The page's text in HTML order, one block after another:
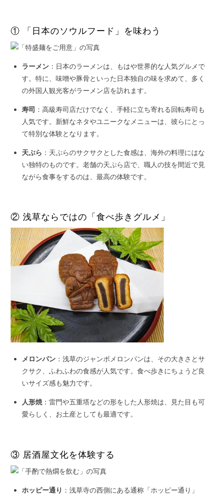
① 「日本のソウルフード」を味わう
ラーメン：日本のラーメンは、もはや世界的な人気グルメで
す。特に、味噌や豚骨といった日本独自の味を求めて、多く
の外国人観光客がラーメン店を訪れます。
寿司 ：高級寿司店だけでなく、手軽に立ち寄れる回転寿司も
人気です。新鮮なネタやユニークなメニューは、彼らにとっ
て特別な体験となります。
天ぷら ：天ぷらのサクサクとした食感は、海外の料理にはな
い独特のものです。老舗の天ぷら店で、職人の技を間近で見
ながら食事をするのは、最高の体験です。
② 浅草ならではの「食べ歩きグルメ」
メロンパン：浅草のジャンボメロンパンは、その大きさとサ
クサク、ふわふわの食感が人気です。食べ歩きにちょうど良
いサイズ感も魅力です。
人形焼：雷門や五重塔などの形をした人形焼は、見た目も可
愛らしく、お土産としても最適です。
③ 居酒屋文化を体験する
ホッピー通り ：浅草寺の西側にある通称「ホッピー通り」